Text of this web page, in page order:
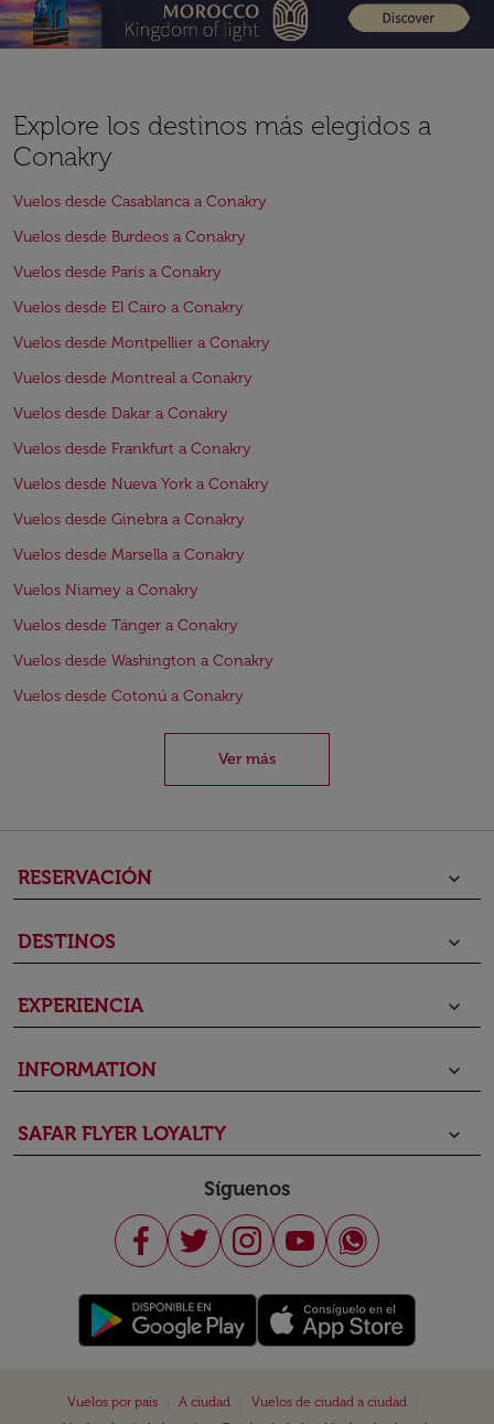
Explore los destinos más elegidos a
Conakry
Vuelos desde Casablanca a Conakry
Vuelos desde Burdeos a Conakry
Vuelos desde París a Conakry
Vuelos desde El Cairo a Conakry
Vuelos desde Montpellier a Conakry
Vuelos desde Montreal a Conakry
Vuelos desde Dakar a Conakry
Vuelos desde Frankfurt a Conakry
Vuelos desde Nueva York a Conakry
Vuelos desde Ginebra a Conakry
Vuelos desde Marsella a Conakry
Vuelos Niamey a Conakry
Vuelos desde Tánger a Conakry
Vuelos desde Washington a Conakry
Vuelos desde Cotonú a Conakry
Ver más
RESERVACIÓN keyboard_arrow_down
DESTINOS keyboard_arrow_down
EXPERIENCIA keyboard_arrow_down
INFORMATION keyboard_arrow_down
SAFAR FLYER LOYALTY keyboard_arrow_down
Síguenos
Vuelos por país A ciudad Vuelos de ciudad a ciudad